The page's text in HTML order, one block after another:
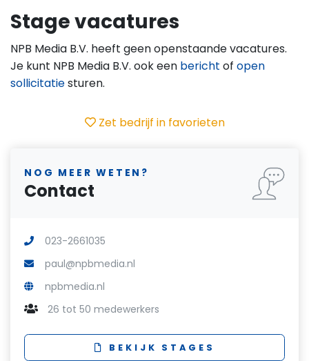
Stage vacatures
NPB Media B.V. heeft geen openstaande vacatures.
Je kunt NPB Media B.V. ook een bericht of open
sollicitatiesturen.
Zet bedrijf in favorieten
NOG MEER WETEN?
Contact
023-2661035
paul@npbmedia.nl
npbmedia.nl
26 tot 50 medewerkers
BEKIJK STAGES